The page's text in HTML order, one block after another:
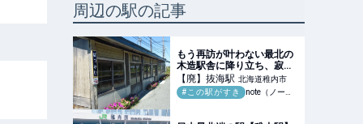
周辺の駅の記事
もう再訪が叶わない最北の
木造駅舎に降り立ち、寂寥
感に浸ったあの日のこと｜
菅野由以
【廃】抜海駅 北海道稚内市
#この駅がすき
note（ノート）